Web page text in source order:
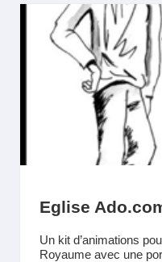
Eglise
Un kit d’animations
Royaume avec une